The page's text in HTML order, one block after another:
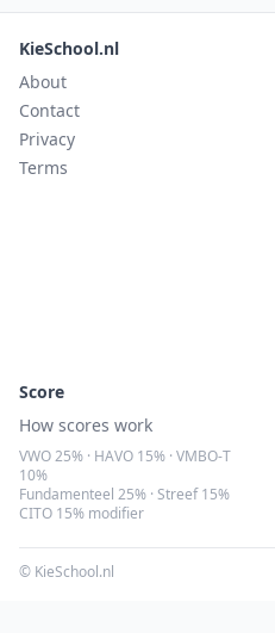
KieSchool.nl
About
Contact
Privacy
Terms
Score
How scores work
VWO 25% · HAVO 15% · VMBO-T
10%
Fundamenteel 25% · Streef 15%
CITO 15% modifier
© KieSchool.nl